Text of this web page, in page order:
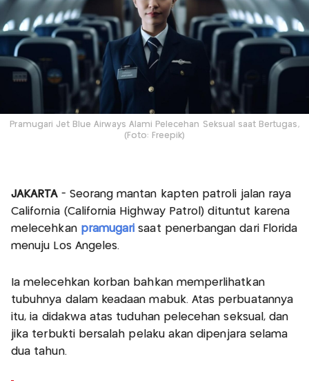
Pramugari Jet Blue Airways Alami Pelecehan Seksual saat Bertugas,
(Foto: Freepik)
JAKARTA- Seorang mantan kapten patroli jalan raya
California (California Highway Patrol) dituntut karena
melecehkanpramugari saat penerbangan dari Florida
menuju Los Angeles.
Ia melecehkan korban bahkan memperlihatkan
tubuhnya dalam keadaan mabuk. Atas perbuatannya
itu, ia didakwa atas tuduhan pelecehan seksual, dan
jika terbukti bersalah pelaku akan dipenjara selama
dua tahun.